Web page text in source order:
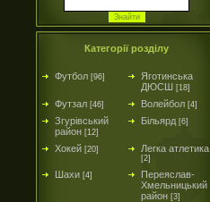
Категорії розділу
Футбол [96]
Яготинська
ДЮСШ [18]
Футзал [46] Волейбол [4]
Згурівський
район [12]
Більярд [6]
Хокей [20] Легка атлетика
[2]
Шахи [4]
Переяслав-
Хмельницький
район [3]